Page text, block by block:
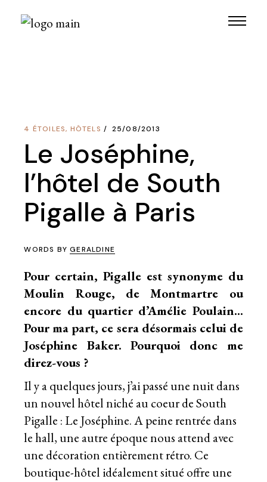
4 ÉTOILES, HÔTELS 25/08/2013
Le Joséphine,
l’hôtel de South
Pigalle à Paris
WORDS BYGERALDINE
Pour certain, Pigalle est synonyme du
Moulin Rouge, de Montmartre ou
encore du quartier d’Amélie Poulain…
Pour ma part, ce sera désormais celui de
Joséphine Baker. Pourquoi donc me
direz-vous ?
Il y a quelques jours, j’ai passé une nuit dans
un nouvel hôtel niché au coeur de South
Pigalle : Le Joséphine. A peine rentrée dans
le hall, une autre époque nous attend avec
une décoration entièrement rétro. Ce
boutique-hôtel idéalement situé offre une